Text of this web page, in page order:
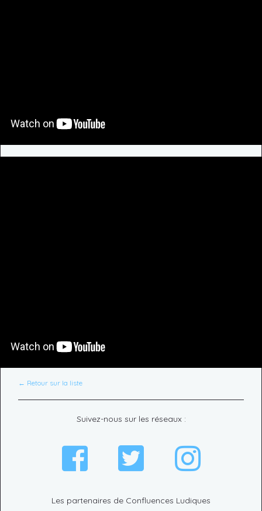
← Retour sur la liste
Les partenaires de Confluences Ludiques
Suivez-nous sur les réseaux :